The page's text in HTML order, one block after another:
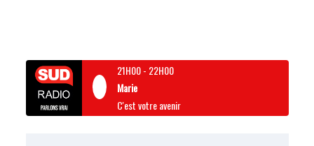
21H00- 22H00
Marie
C'est votre avenir